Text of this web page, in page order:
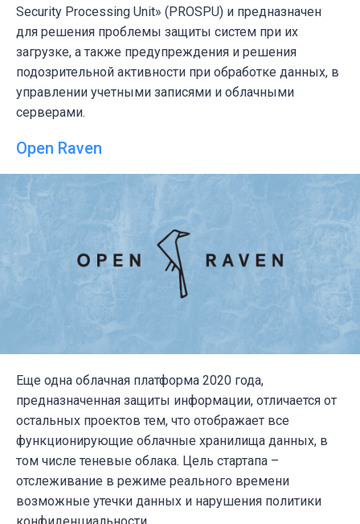
Security Processing Unit» (PROSPU) и предназначен
для решения проблемы защиты систем при их
загрузке, а также предупреждения и решения
подозрительной активности при обработке данных, в
управлении учетными записями и облачными
серверами.
Open Raven
Еще одна облачная платформа 2020 года,
предназначенная защиты информации, отличается от
остальных проектов тем, что отображает все
функционирующие облачные хранилища данных, в
том числе теневые облака. Цель стартапа –
отслеживание в режиме реального времени
возможные утечки данных и нарушения политики